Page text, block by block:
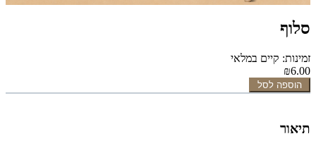
סלוף
זמינות: קיים במלאי
₪6.00
הוספה לסל
תיאור